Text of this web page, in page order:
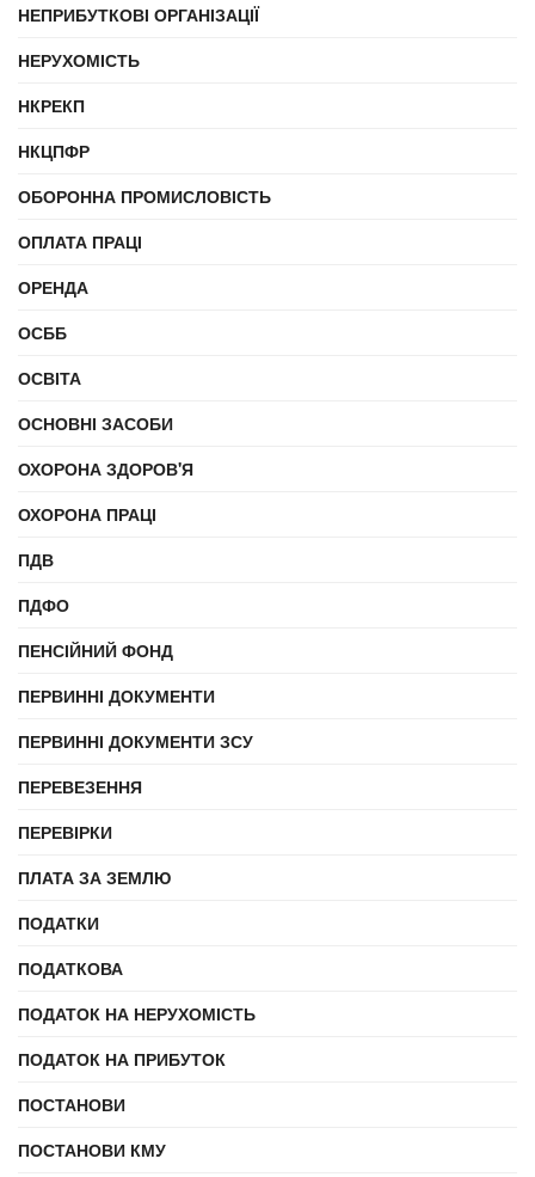
НЕПРИБУТКОВІ ОРГАНІЗАЦІЇ
НЕРУХОМІСТЬ
НКРЕКП
НКЦПФР
ОБОРОННА ПРОМИСЛОВІСТЬ
ОПЛАТА ПРАЦІ
ОРЕНДА
ОСББ
ОСВІТА
ОСНОВНІ ЗАСОБИ
ОХОРОНА ЗДОРОВ'Я
ОХОРОНА ПРАЦІ
ПДВ
ПДФО
ПЕНСІЙНИЙ ФОНД
ПЕРВИННІ ДОКУМЕНТИ
ПЕРВИННІ ДОКУМЕНТИ ЗСУ
ПЕРЕВЕЗЕННЯ
ПЕРЕВІРКИ
ПЛАТА ЗА ЗЕМЛЮ
ПОДАТКИ
ПОДАТКОВА
ПОДАТОК НА НЕРУХОМІСТЬ
ПОДАТОК НА ПРИБУТОК
ПОСТАНОВИ
ПОСТАНОВИ КМУ